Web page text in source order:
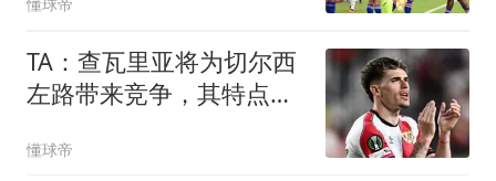
TA：查瓦里亚将为切尔西
左路带来竞争，其特点跑
懂球帝